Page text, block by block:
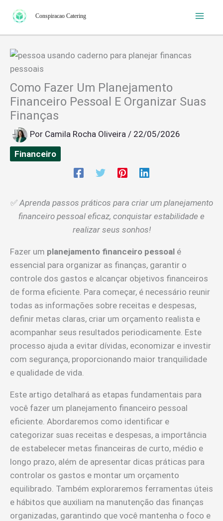
para
o
conteúdo
Conspiracao Catering
Como Fazer Um Planejamento
Financeiro Pessoal E Organizar Suas
Finanças
Por Camila Rocha Oliveira / 22/05/2026
Financeiro
✅ Aprenda passos práticos para criar um planejamento
financeiro pessoal eficaz, conquistar estabilidade e
realizar seus sonhos!
Fazer um planejamento financeiro pessoal é
essencial para organizar as finanças, garantir o
controle dos gastos e alcançar objetivos financeiros
de forma eficiente. Para começar, é necessário reunir
todas as informações sobre receitas e despesas,
definir metas claras, criar um orçamento realista e
acompanhar seus resultados periodicamente. Este
processo ajuda a evitar dívidas, economizar e investir
com segurança, proporcionando maior tranquilidade
e qualidade de vida.
Este artigo detalhará as etapas fundamentais para
você fazer um planejamento financeiro pessoal
eficiente. Abordaremos como identificar e
categorizar suas receitas e despesas, a importância
de estabelecer metas financeiras de curto, médio e
longo prazo, além de apresentar dicas práticas para
controlar os gastos e montar um orçamento
equilibrado. Também exploraremos ferramentas úteis
e hábitos que auxiliam na manutenção das finanças
organizadas, garantindo que você mantenha o foco e